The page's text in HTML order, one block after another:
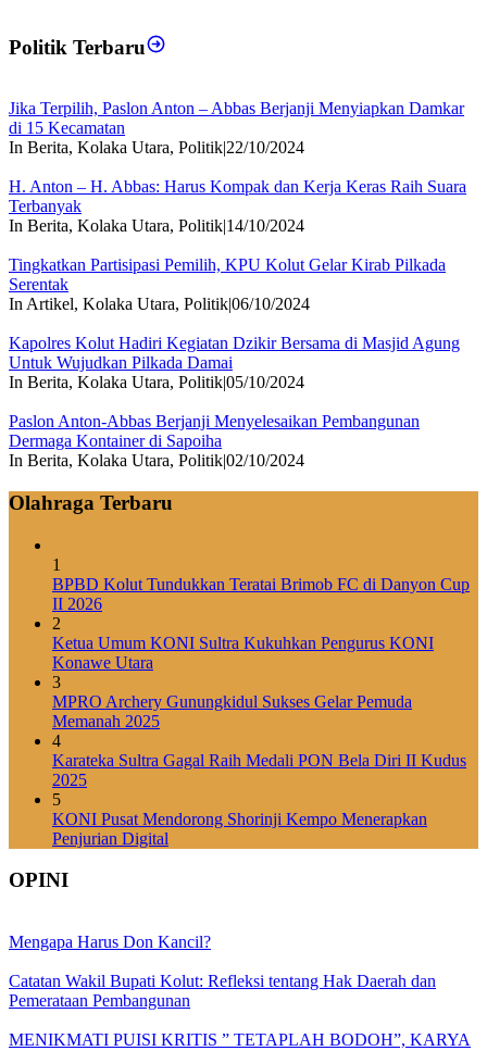
Politik Terbaru
Jika Terpilih, Paslon Anton – Abbas Berjanji Menyiapkan Damkar
di 15 Kecamatan
In Berita, Kolaka Utara, Politik|22/10/2024
H. Anton – H. Abbas: Harus Kompak dan Kerja Keras Raih Suara
Terbanyak
In Berita, Kolaka Utara, Politik|14/10/2024
Tingkatkan Partisipasi Pemilih, KPU Kolut Gelar Kirab Pilkada
Serentak
In Artikel, Kolaka Utara, Politik|06/10/2024
Kapolres Kolut Hadiri Kegiatan Dzikir Bersama di Masjid Agung
Untuk Wujudkan Pilkada Damai
In Berita, Kolaka Utara, Politik|05/10/2024
Paslon Anton-Abbas Berjanji Menyelesaikan Pembangunan
Dermaga Kontainer di Sapoiha
In Berita, Kolaka Utara, Politik|02/10/2024
Olahraga Terbaru
1
BPBD Kolut Tundukkan Teratai Brimob FC di Danyon Cup
II 2026
2
Ketua Umum KONI Sultra Kukuhkan Pengurus KONI
Konawe Utara
3
MPRO Archery Gunungkidul Sukses Gelar Pemuda
Memanah 2025
4
Karateka Sultra Gagal Raih Medali PON Bela Diri II Kudus
2025
5
KONI Pusat Mendorong Shorinji Kempo Menerapkan
Penjurian Digital
OPINI
Mengapa Harus Don Kancil?
Catatan Wakil Bupati Kolut: Refleksi tentang Hak Daerah dan
Pemerataan Pembangunan
MENIKMATI PUISI KRITIS ” TETAPLAH BODOH”, KARYA